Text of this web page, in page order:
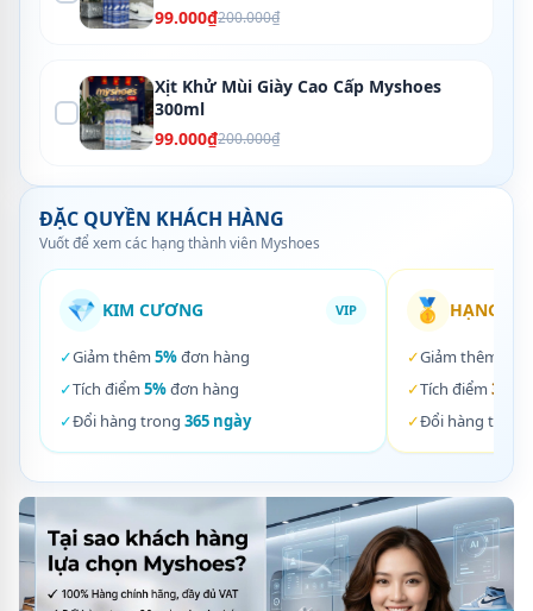
99.000₫200.000₫
Xịt Khử Mùi Giày Cao Cấp Myshoes
300ml
99.000₫200.000₫
ĐẶC QUYỀN KHÁCH HÀNG
Vuốt để xem các hạng thành viên Myshoes
💎 KIM CƯƠNG VIP
✓Giảm thêm 5%đơn hàng
✓Tích điểm 5%đơn hàng
✓Đổi hàng trong 365 ngày
🥇 HẠNG
✓Giảm thêm
✓Tích điểm 3%
✓Đổi hàng trong